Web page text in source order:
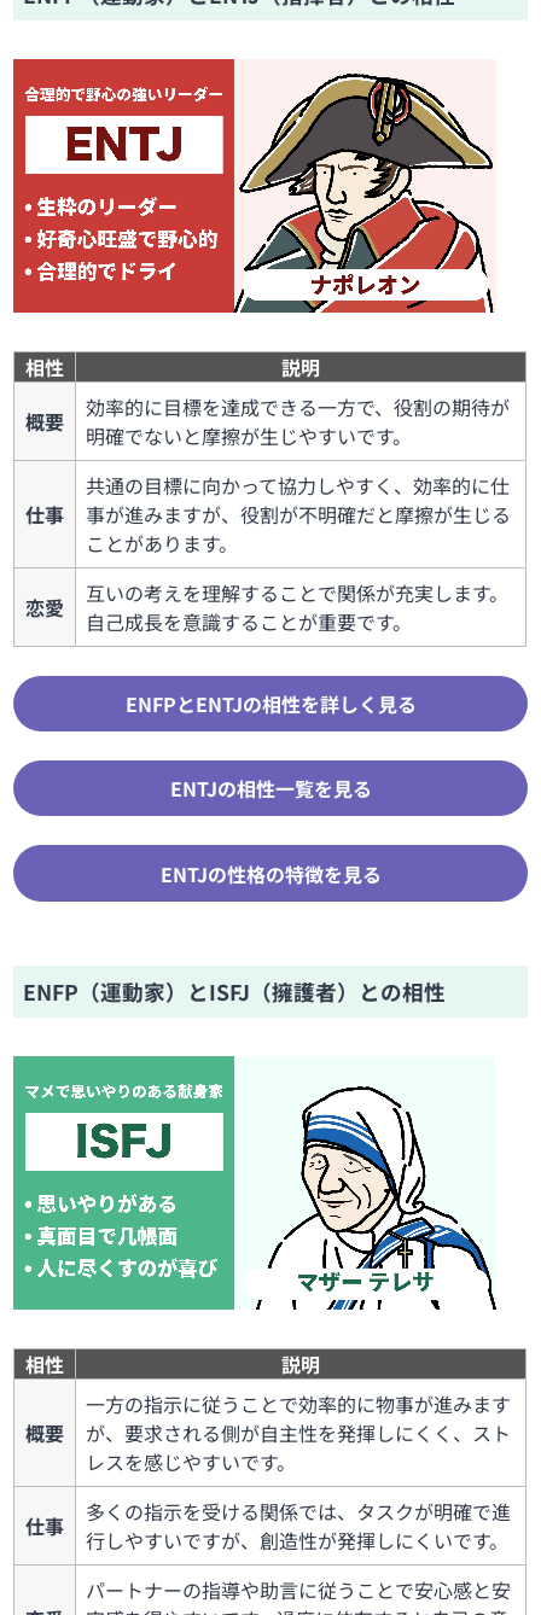
相性
説明
概要
効率的に目標を達成できる一方で、役割の期待が
明確でないと摩擦が生じやすいです。
仕事
共通の目標に向かって協力しやすく、効率的に仕
事が進みますが、役割が不明確だと摩擦が生じる
ことがあります。
恋愛
互いの考えを理解することで関係が充実します。
自己成長を意識することが重要です。
ENFPとENTJの相性を詳しく見る
ENTJの相性一覧を見る
ENTJの性格の特徴を見る
ENFP（運動家）とISFJ（擁護者）との相性
相性 説明
概要
一方の指示に従うことで効率的に物事が進みます
が、要求される側が自主性を発揮しにくく、スト
レスを感じやすいです。
仕事
多くの指示を受ける関係では、タスクが明確で進
行しやすいですが、創造性が発揮しにくいです。
パートナーの指導や助言に従うことで安心感と安